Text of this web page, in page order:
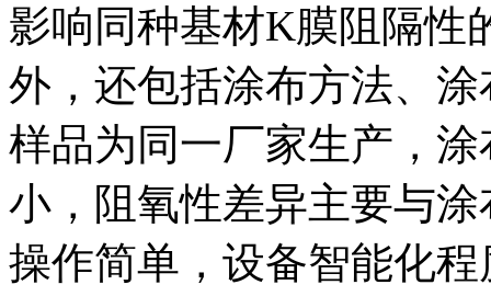
影响同种基材K膜阻隔性
外，还包括涂布方法、
样品为同一厂家生产，
小，阻氧性差异主要与
操作简单，设备智能化